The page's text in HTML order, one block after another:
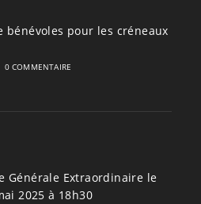
bénévoles pour les créneaux
0 COMMENTAIRE
Générale Extraordinaire le
2025 à 18h30